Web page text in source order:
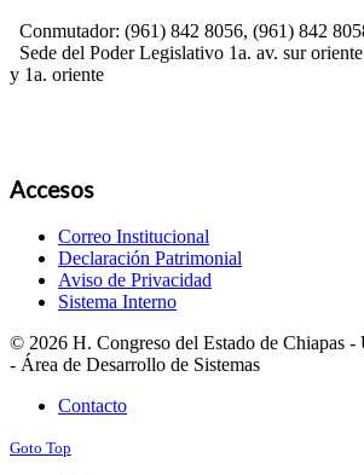
Conmutador: (961) 842 8056, (961) 842
Sede del Poder Legislativo 1a. av. sur
y 1a. oriente
Accesos
Correo Institucional
Declaración Patrimonial
Aviso de Privacidad
Sistema Interno
© 2026 H. Congreso del Estado de Chiapas -
- Área de Desarrollo de Sistemas
Contacto
Goto Top